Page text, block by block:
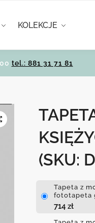
KOLEKCJE
tel.: 881 31 71 81
(SKU:
Tapeta z
fototapeta
714 zł